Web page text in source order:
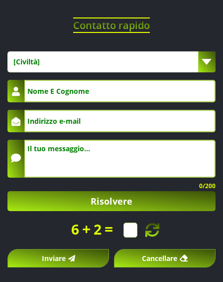
Contatto rapido
[Civiltà]
0/200
Risolvere
6 + 2 =
Inviare Cancellare